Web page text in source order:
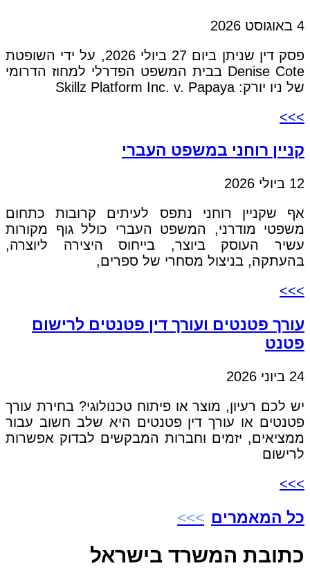
4 באוגוסט 2026
פסק דין שניתן ביום 27 ביולי 2026, על ידי השופטת
Denise Cote בבית המשפט הפדרלי למחוז הדרומי
של ניו יורק: Skillz Platform Inc. v. Papaya
>>>
קניין רוחני במשפט העברי
12 ביולי 2026
אף שקניין רוחני נתפס לעיתים קרובות כתחום
משפטי מודרני, המשפט העברי כולל גוף מקורות
עשיר העוסק ביוצר, בייחוס היצירה ליוצרה,
בהעתקה, בניצול מסחרי של ספרים,
>>>
עורך פטנטים ועורך דין פטנטים לרישום
פטנט
24 ביוני 2026
יש לכם רעיון, מוצר או פיתוח טכנולוגי? בחירת עורך
פטנטים או עורך דין פטנטים היא שלב חשוב עבור
ממציאים, יזמים וחברות המבקשים לבדוק אפשרות
לרישום
>>>
כל המאמרים
כתובת המשרד בישראל